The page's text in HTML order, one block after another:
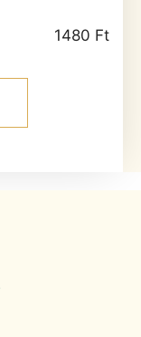
1480 Ft